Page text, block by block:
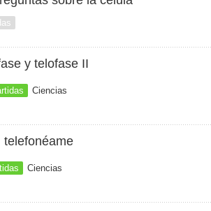
y telofase II
Ciencias
telefonéame
Ciencias